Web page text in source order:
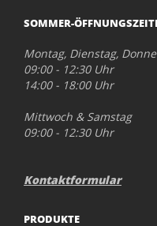
SOMMER-
Montag, Dienstag,
09:00 - 12:30 Uhr
14:00 - 18:00 Uhr
Mittwoch & Samstag
09:00 - 12:30 Uhr
Kontaktformular
PRODUKTE